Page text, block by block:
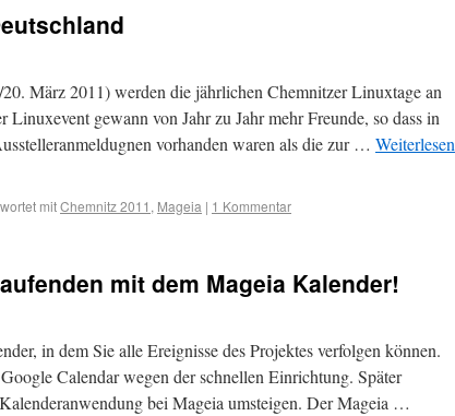
März 2011) werden die jährlichen Chemnitzer Linuxtage an
gewann von Jahr zu Jahr mehr Freunde, so dass in
vorhanden waren als die zur … Weiterlesen
mitChemnitz 2011 , Mageia | 1 Kommentar
mit dem Mageia Kalender!
in dem Sie alle Ereignisse des Projektes verfolgen können.
Calendar wegen der schnellen Einrichtung. Später
bei Mageia umsteigen. Der Mageia …